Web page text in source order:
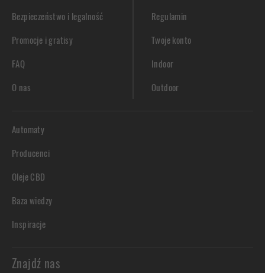
Bezpieczeństwo i legalność
Promocje i gratisy
FAQ
O nas
Regulamin
Twoje konto
Indoor
Outdoor
Automaty
Producenci
Oleje CBD
Baza wiedzy
Inspiracje
Znajdź nas